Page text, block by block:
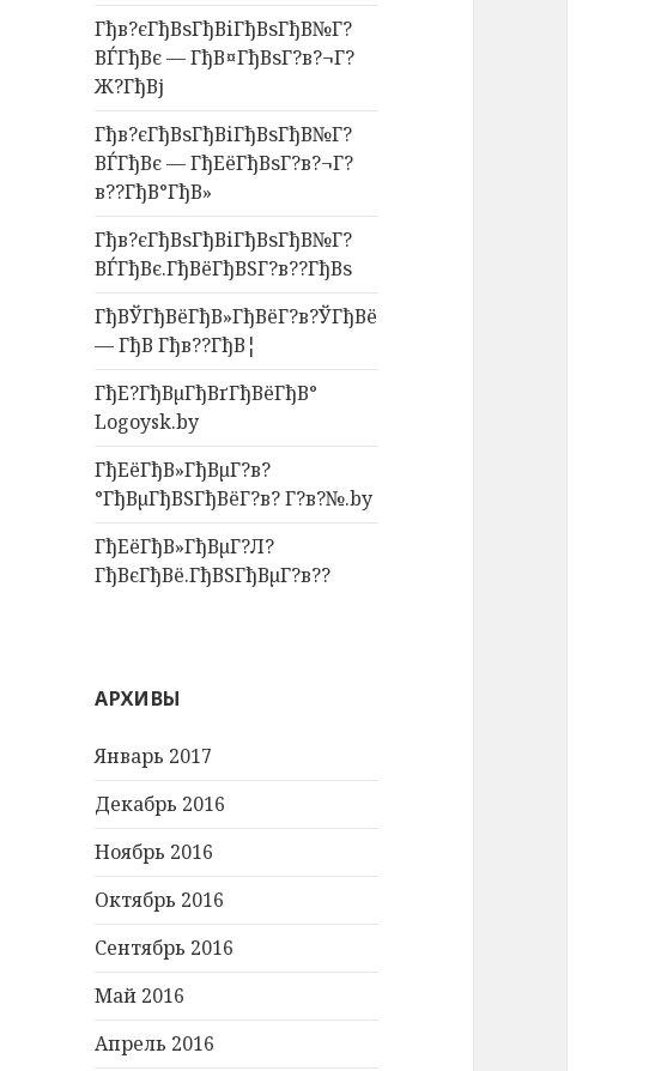
Гђв?єГђВѕГђВіГђВѕГђВ№Г?
ВЃГђВє — ГђВ¤ГђВѕГ?в?¬Г?
Ж?ГђВј
Гђв?єГђВѕГђВіГђВѕГђВ№Г?
ВЃГђВє — ГђЕёГђВѕГ?в?¬Г?
в??ГђВ°ГђВ»
Гђв?єГђВѕГђВіГђВѕГђВ№Г?
ВЃГђВє.ГђВёГђВЅГ?в??ГђВѕ
ГђВЎГђВёГђВ»ГђВёГ?в?ЎГђВё
— ГђВ Гђв??ГђВ¦
ГђЕ?ГђВµГђВґГђВёГђВ°
Logoysk.by
ГђЕёГђВ»ГђВµГ?в?
°ГђВµГђВЅГђВёГ?в? Г?в?№.by
ГђЕёГђВ»ГђВµГ?Л?
ГђВєГђВё.ГђВЅГђВµГ?в??
АРХИВЫ
Январь 2017
Декабрь 2016
Ноябрь 2016
Октябрь 2016
Сентябрь 2016
Май 2016
Апрель 2016